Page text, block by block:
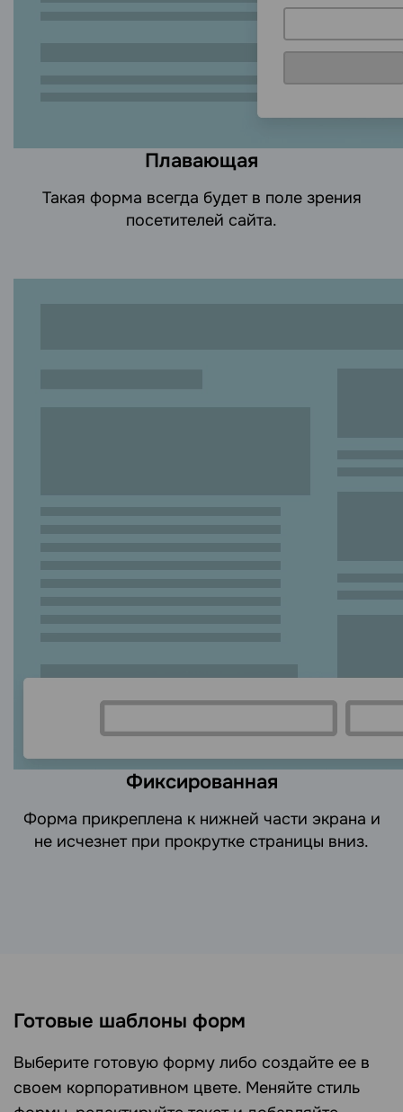
Плавающая
Такая форма всегда будет в поле зрения
посетителей сайта.
Фиксированная
Форма прикреплена к нижней части экрана и
не исчезнет при прокрутке страницы вниз.
Готовые шаблоны форм
Выберите готовую форму либо создайте ее в
своем корпоративном цвете. Меняйте стиль